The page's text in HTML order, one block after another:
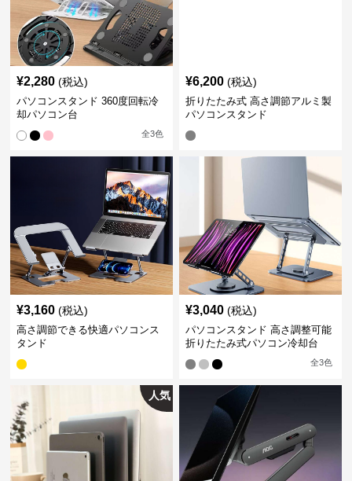
¥2,280 (税込)
パソコンスタンド 360度回転冷
却パソコン台
全3色
¥6,200 (税込)
折りたたみ式 高さ調節アルミ製
パソコンスタンド
¥3,160 (税込)
高さ調節できる快適パソコンス
タンド
¥3,040 (税込)
パソコンスタンド 高さ調整可能
折りたたみ式パソコン冷却台
全3色
人気